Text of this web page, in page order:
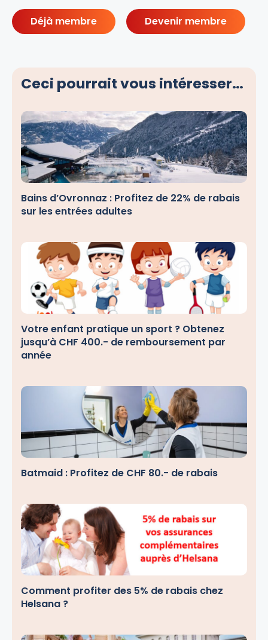
Déjà membre Devenir membre
Ceci pourrait vous intéresser…
Bains d’Ovronnaz : Profitez de 22% de rabais
sur les entrées adultes
Votre enfant pratique un sport ? Obtenez
jusqu’à CHF 400.- de remboursement par
année
Batmaid : Profitez de CHF 80.- de rabais
Comment profiter des 5% de rabais chez
Helsana ?